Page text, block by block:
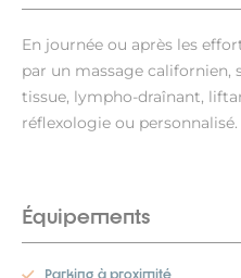
En journée ou après les
par un massage californien,
tissue, lympho-draînant,
réflexologie ou personnalisé.
Équipements
Parking à proximité